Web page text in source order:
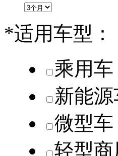
*适用车型：
乘用车
新能源
微型车
轻型商